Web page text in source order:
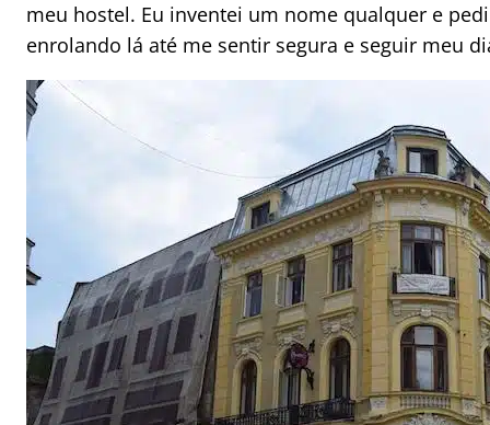
meu hostel. Eu inventei um nome qualquer e
enrolando lá até me sentir segura e seguir meu